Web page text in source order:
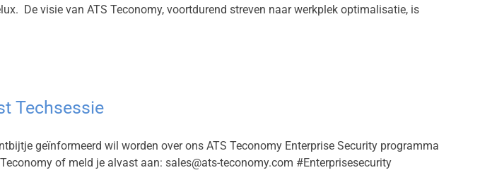
De visie van ATS Teconomy, voortdurend streven naar werkplek optimalisatie, is
Techsessie
geïnformeerd wil worden over ons ATS Teconomy Enterprise Security programma
of meld je alvast aan: sales@ats-teconomy.com #Enterprisesecurity